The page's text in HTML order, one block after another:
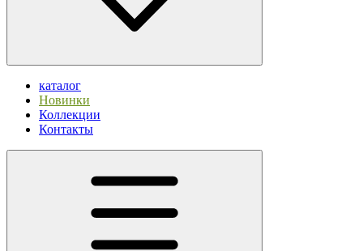
каталог
Новинки
Коллекции
Контакты